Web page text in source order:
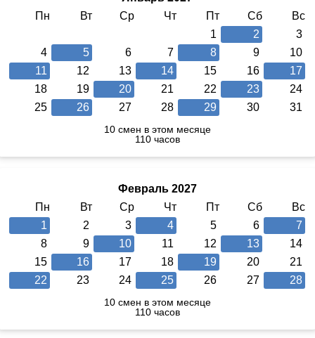
Пн
Вт Ср Чт Пт Сб
Вс
1
2
3
4
5 6 7 8 9
10
11
12 13 14 15 16
17
18
19 20 21 22 23
24
25
26 27 28 29 30 31
10 смен в этом месяце
110 часов
Февраль 2027
Пн
Вт Ср Чт Пт Сб
Вс
1
2 3 4 5 6
7
8
9 10 11 12 13
14
15
16 17 18 19 20
21
22
23 24 25 26 27 28
10 смен в этом месяце
110 часов